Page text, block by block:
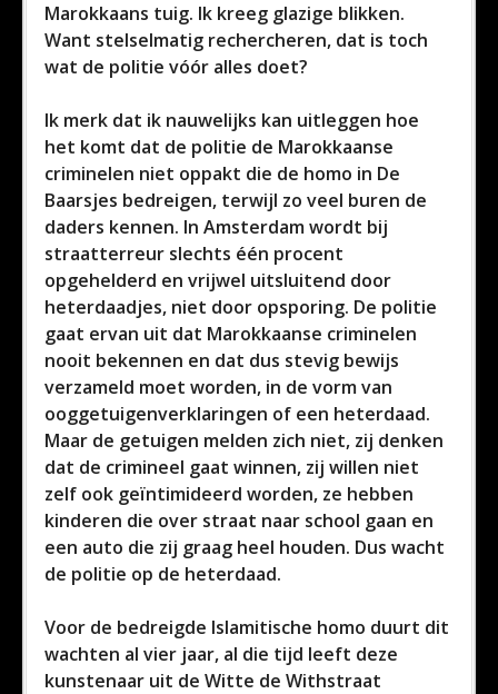
Marokkaans tuig. Ik kreeg glazige blikken.
Want stelselmatig rechercheren, dat is toch
wat de politie vóór alles doet?
Ik merk dat ik nauwelijks kan uitleggen hoe
het komt dat de politie de Marokkaanse
criminelen niet oppakt die de homo in De
Baarsjes bedreigen, terwijl zo veel buren de
daders kennen. In Amsterdam wordt bij
straatterreur slechts één procent
opgehelderd en vrijwel uitsluitend door
heterdaadjes, niet door opsporing. De politie
gaat ervan uit dat Marokkaanse criminelen
nooit bekennen en dat dus stevig bewijs
verzameld moet worden, in de vorm van
ooggetuigenverklaringen of een heterdaad.
Maar de getuigen melden zich niet, zij denken
dat de crimineel gaat winnen, zij willen niet
zelf ook geïntimideerd worden, ze hebben
kinderen die over straat naar school gaan en
een auto die zij graag heel houden. Dus wacht
de politie op de heterdaad.
Voor de bedreigde Islamitische homo duurt dit
wachten al vier jaar, al die tijd leeft deze
kunstenaar uit de Witte de Withstraat